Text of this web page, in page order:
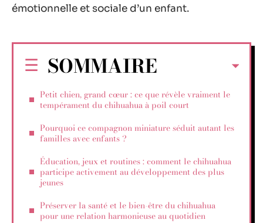
émotionnelle et sociale d’un enfant.
SOMMAIRE
Petit chien, grand cœur : ce que révèle vraiment le
tempérament du chihuahua à poil court
Pourquoi ce compagnon miniature séduit autant les
familles avec enfants ?
Éducation, jeux et routines : comment le chihuahua
participe activement au développement des plus
jeunes
Préserver la santé et le bien-être du chihuahua
pour une relation harmonieuse au quotidien